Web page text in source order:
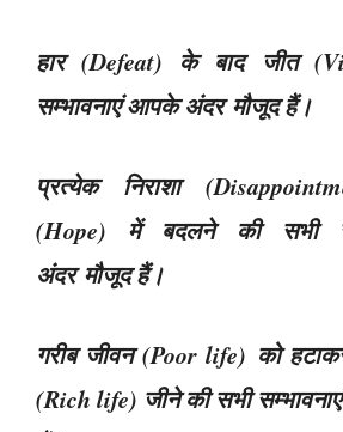
हार (Defeat) के बाद जीत
सम्भावनाएं आपके अंदर मौजूद हैं।
प्रत्येक निराशा
(Hope) में बदलने की सभी
अंदर मौजूद हैं।
गरीब जीवन (Poor life) को
(Rich life) जीने की सभी